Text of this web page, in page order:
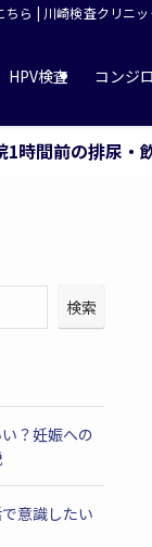
ら | 川崎検査クリニ
HPV検査 コンジ
時間前の排尿・
検索
？妊娠への
意識したい